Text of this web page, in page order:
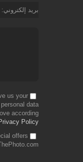
بريد إلكتروني
us your
data
according
Policy
offers